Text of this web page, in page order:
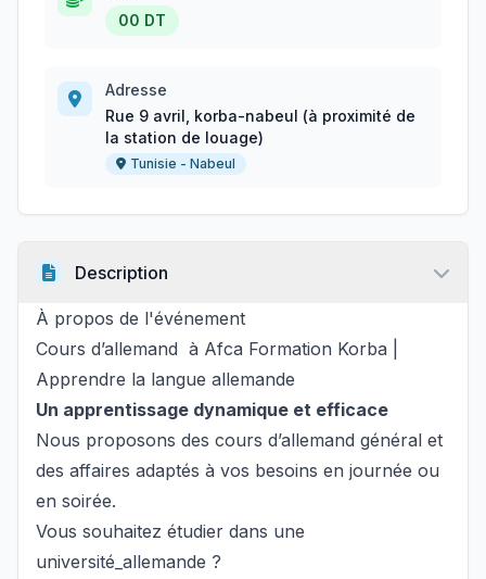
00 DT
Adresse
Rue 9 avril, korba-nabeul (à proximité de
la station de louage)
Tunisie - Nabeul
Description
À propos de l'événement
Cours d’allemand à Afca Formation Korba |
Apprendre la langue allemande
Un apprentissage dynamique et efficace
Nous proposons des cours d’allemand général et
des affaires adaptés à vos besoins en journée ou
en soirée.
Vous souhaitez étudier dans une
université_allemande ?